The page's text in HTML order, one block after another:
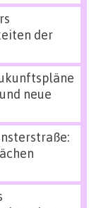
der
neue